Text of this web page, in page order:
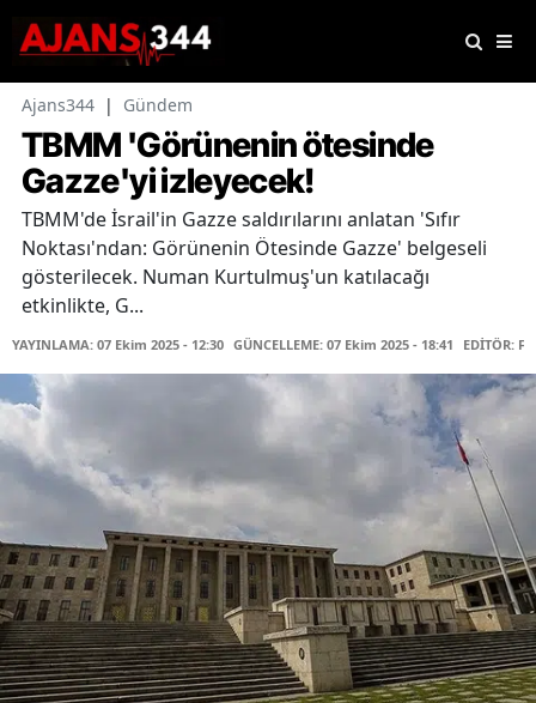
Ajans344 | Gündem
TBMM 'Görünenin ötesinde
Gazze'yi izleyecek!
TBMM'de İsrail'in Gazze saldırılarını anlatan 'Sıfır
Noktası'ndan: Görünenin Ötesinde Gazze' belgeseli
gösterilecek. Numan Kurtulmuş'un katılacağı
etkinlikte, G...
YAYINLAMA: 07 Ekim 2025 - 12:30 GÜNCELLEME: 07 Ekim 2025 - 18:41 EDİTÖR: